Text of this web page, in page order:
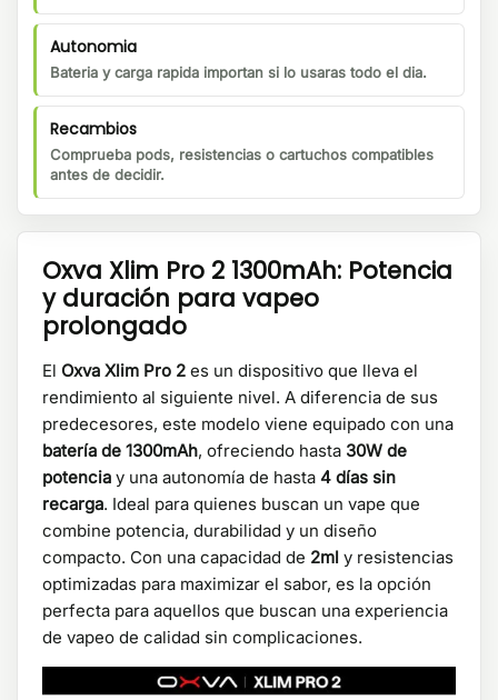
Autonomia
Bateria y carga rapida importan si lo usaras todo el dia.
Recambios
Comprueba pods, resistencias o cartuchos compatibles
antes de decidir.
Oxva Xlim Pro 2 1300mAh: Potencia
y duración para vapeo
prolongado
El Oxva Xlim Pro 2 es un dispositivo que lleva el
rendimiento al siguiente nivel. A diferencia de sus
predecesores, este modelo viene equipado con una
batería de 1300mAh, ofreciendo hasta 30W de
potencia y una autonomía de hasta 4 días sin
recarga. Ideal para quienes buscan un vape que
combine potencia, durabilidad y un diseño
compacto. Con una capacidad de 2ml y resistencias
optimizadas para maximizar el sabor, es la opción
perfecta para aquellos que buscan una experiencia
de vapeo de calidad sin complicaciones.